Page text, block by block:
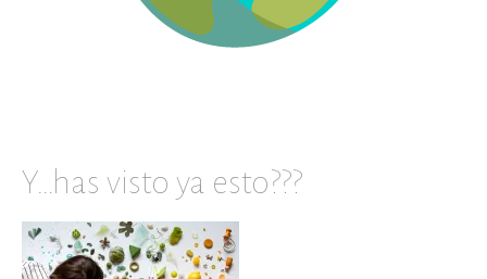
Y…has visto ya esto???